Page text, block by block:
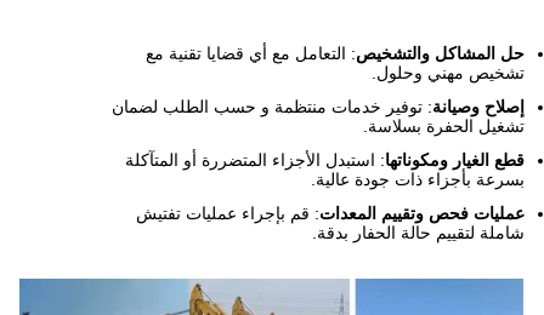
حل المشاكل والتشخيص: التعامل مع أي قضايا تقنية مع
تشخيص مهني وحلول.
إصلاح وصيانة: توفير خدمات منتظمة و حسب الطلب لضمان
تشغيل الحفرة بسلاسة.
قطع الغيار ومكوناتها: استبدل الأجزاء المتضررة أو المتآكلة
بسرعة بأجزاء ذات جودة عالية.
عمليات فحص وتقييم المعدات: قم بإجراء عمليات تفتيش
شاملة لتقييم حالة الحفار بدقة.